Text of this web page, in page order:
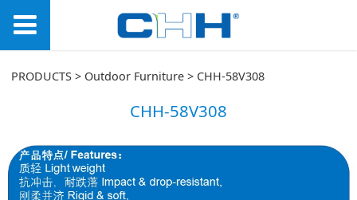
CHH-58V308
PRODUCTS > Outdoor Furniture > CHH-58V308
CHH-58V308